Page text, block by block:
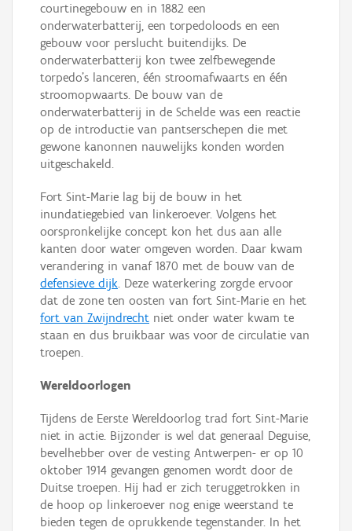
courtinegebouw en in 1882 een
onderwaterbatterij, een torpedoloods en een
gebouw voor perslucht buitendijks. De
onderwaterbatterij kon twee zelfbewegende
torpedo’s lanceren, één stroomafwaarts en één
stroomopwaarts. De bouw van de
onderwaterbatterij in de Schelde was een reactie
op de introductie van pantserschepen die met
gewone kanonnen nauwelijks konden worden
uitgeschakeld.
Fort Sint-Marie lag bij de bouw in het
inundatiegebied van linkeroever. Volgens het
oorspronkelijke concept kon het dus aan alle
kanten door water omgeven worden. Daar kwam
verandering in vanaf 1870 met de bouw van de
defensieve dijk. Deze waterkering zorgde ervoor
dat de zone ten oosten van fort Sint-Marie en het
fort van Zwijndrecht niet onder water kwam te
staan en dus bruikbaar was voor de circulatie van
troepen.
Wereldoorlogen
Tijdens de Eerste Wereldoorlog trad fort Sint-Marie
niet in actie. Bijzonder is wel dat generaal Deguise,
bevelhebber over de vesting Antwerpen- er op 10
oktober 1914 gevangen genomen wordt door de
Duitse troepen. Hij had er zich teruggetrokken in
de hoop op linkeroever nog enige weerstand te
bieden tegen de oprukkende tegenstander. In het